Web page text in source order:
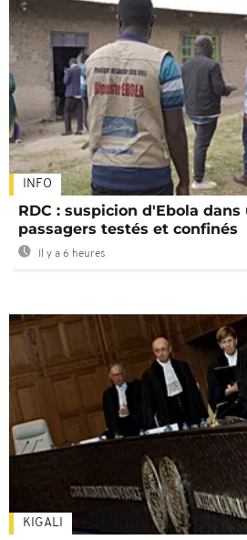
INFO
RDC : suspicion d'Ebola
passagers testés et confinés
Il y a 6 heures
KIGALI